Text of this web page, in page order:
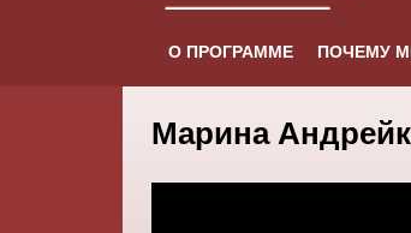
О ПРОГРАММЕ ПОЧЕМУ
Марина